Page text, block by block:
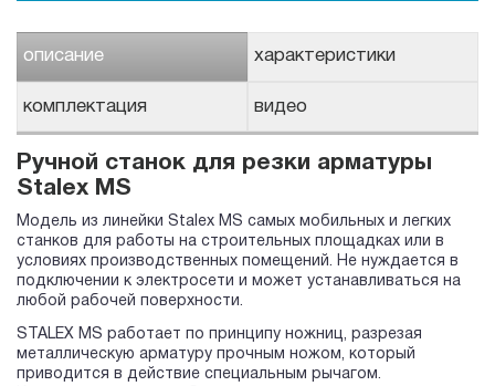
описание характеристики
комплектация видео
Ручной станок для резки арматуры
Stalex MS
Модель из линейки Stalex MS самых мобильных и легких
станков для работы на строительных площадках или в
условиях производственных помещений. Не нуждается в
подключении к электросети и может устанавливаться на
любой рабочей поверхности.
STALEX MS работает по принципу ножниц, разрезая
металлическую арматуру прочным ножом, который
приводится в действие специальным рычагом.